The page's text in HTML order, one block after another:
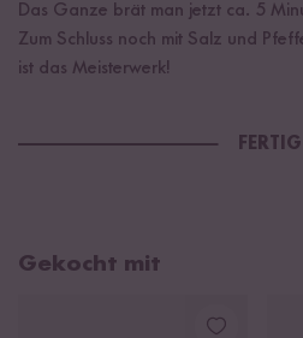
Das Ganze brät man jetzt ca. 5
Zum Schluss noch mit Salz und
ist das Meisterwerk!
FERTIG
Gekocht mit